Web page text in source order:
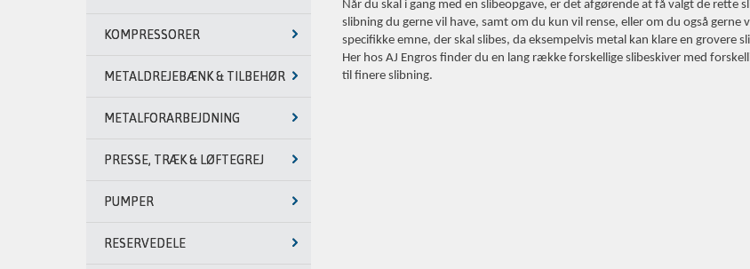
KOMPRESSORER
METALDREJEBÆNK & TILBEHØR
METALFORARBEJDNING
PRESSE, TRÆK & LØFTEGREJ
PUMPER
RESERVEDELE
Når du skal i gang med en slibeopgave, er det afgørende at få valgt de rette
slibning du gerne vil have, samt om du kun vil rense, eller om du også gerne
specifikke emne, der skal slibes, da eksempelvis metal kan klare en grovere
Her hos AJ Engros finder du en lang række forskellige slibeskiver med
til finere slibning.